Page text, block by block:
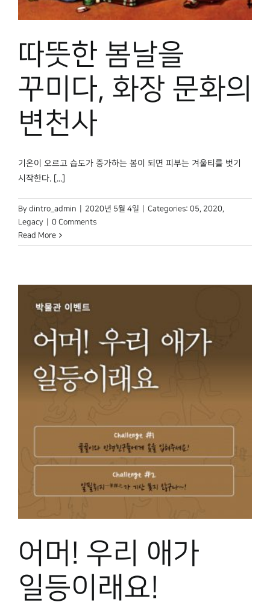
따뜻한 봄날을
꾸미다, 화장 문화의
변천사
기온이 오르고 습도가 증가하는 봄이 되면 피부는 겨울티를 벗기
시작한다. [...]
By dintro_admin 2020년 5월 4일 Categories: 05, 2020,
Legacy
0 Comments
Read More
어머! 우리 애가
일등이래요!